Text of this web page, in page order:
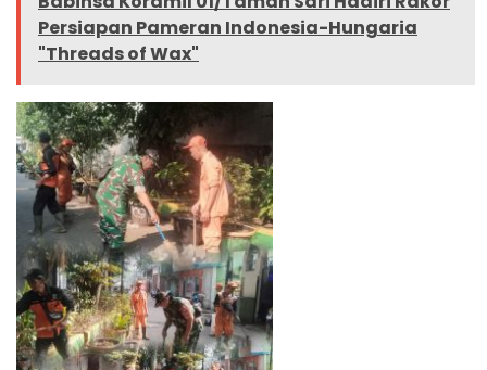
Persiapan Pameran Indonesia-Hungaria
"Threads of Wax"